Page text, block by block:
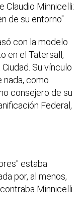
Claudio Minnicelli:
de su entorno"
con la modelo
en el Tatersall,
Su vínculo
nada, como
consejero de su
Federal,
estaba
por, al menos,
Minnicelli